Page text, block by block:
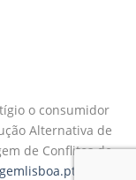
o consumidor
Alternativa de
de Conflitos de